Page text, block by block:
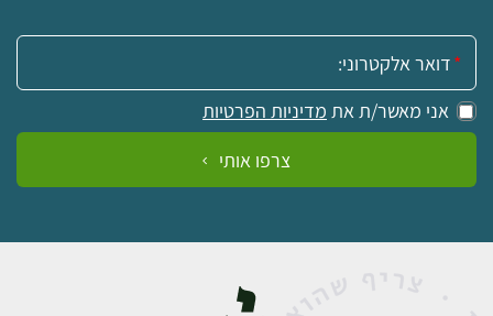
אימייל:
אני מאשר/ת את מדיניות הפרטיות
צרפו אותי